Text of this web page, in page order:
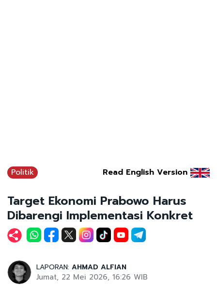
Politik Read English Version
Target Ekonomi Prabowo Harus
Dibarengi Implementasi Konkret
LAPORAN: AHMAD ALFIAN
Jumat, 22 Mei 2026, 16:26 WIB